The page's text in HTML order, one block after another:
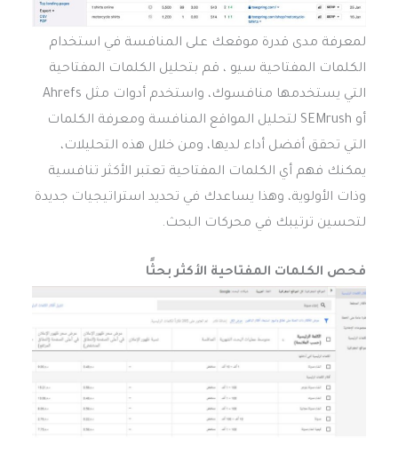
لمعرفة مدى قدرة موقعك على المنافسة في استخدام
الكلمات المفتاحية سيو ، قم بتحليل الكلمات المفتاحية
التي يستخدمها منافسوك، واستخدم أدوات مثل Ahrefs
أو SEMrush لتحليل المواقع المنافسة ومعرفة الكلمات
التي تحقق أفضل أداء لديها، ومن خلال هذه التحليلات،
يمكنك فهم أي الكلمات المفتاحية تعتبر الأكثر تنافسية
وذات الأولوية، وهذا يساعدك في تحديد استراتيجيات جديدة
لتحسين ترتيبك في محركات البحث.
فحص الكلمات المفتاحية الأكثر بحثًا